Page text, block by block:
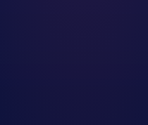
of project